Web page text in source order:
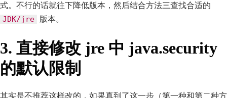
式。不行的话就往下降低版本，然后结合方法三查找合适的
JDK/jre 版本。
3. 直接修改 jre 中 java.security
的默认限制
其实是不推荐这样改的，如果真到了这一步（第一种和第二种方